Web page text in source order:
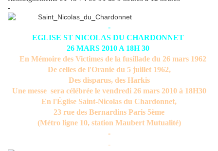
-
-
EGLISE ST NICOLAS DU CHARDONNET
26 MARS 2010 A 18H 30
En Mémoire des Victimes de la fusillade du 26 mars 1962
De celles de l'Oranie du 5 juillet 1962,
Des disparus, des Harkis
Une messe sera célébrée le vendredi 26 mars 2010 à 18H30
En l'Église Saint-Nicolas du Chardonnet,
23 rue des Bernardins Paris 5ème
(Métro ligne 10, station Maubert Mutualité)
-
-